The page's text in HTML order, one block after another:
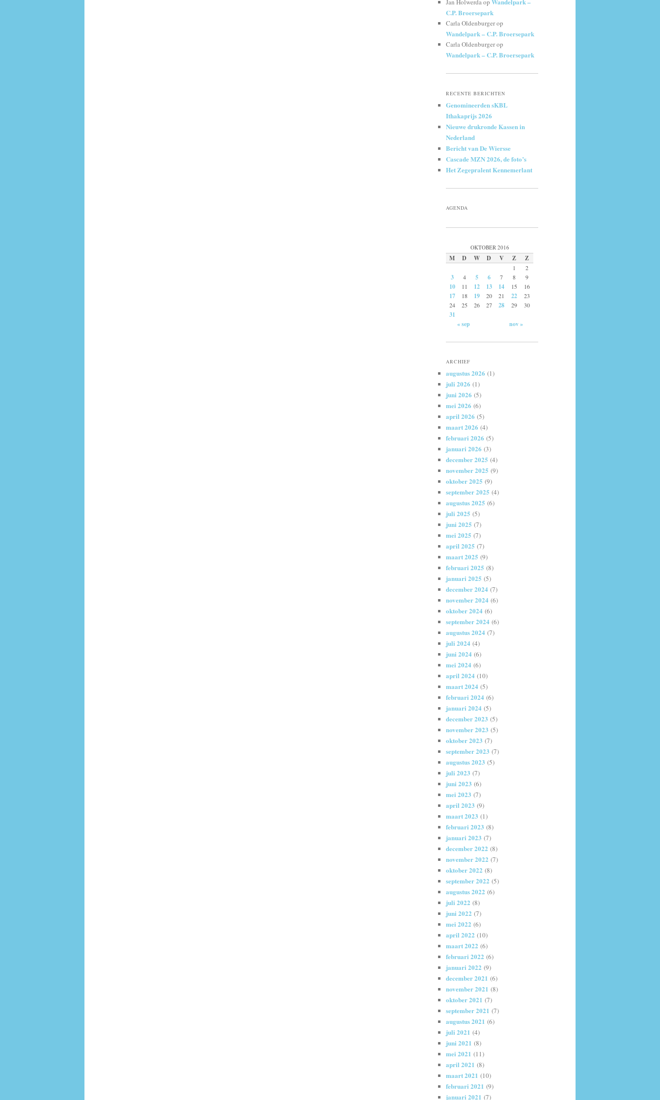
Jan Holwerdaop
C.P. Broersepark
Carla Oldenburgerop
Wandelpark – C.P. Broersepark
Carla Oldenburgerop
Wandelpark – C.P. Broersepark
RECENTE BERICHTEN
Genomineerden sKBL
Ithakaprijs 2026
Nieuwe drukronde Kassen in
Nederland
Bericht van De Wiersse
Cascade MZN 2026, de foto’s
Het Zegepralent Kennemerlant
AGENDA
OKTOBER 2016
M D W D V Z Z
1 2
3 4 5 6 7 8 9
10 11 12 13 14 15 16
17 18 19 20 21 22
23
24
25 26 27 28 29 30
31
« sep
nov »
ARCHIEF
augustus 2026 (1)
juli 2026 (1)
juni 2026 (5)
mei 2026 (6)
april 2026 (5)
maart 2026 (4)
februari 2026 (5)
januari 2026 (3)
december 2025 (4)
november 2025 (9)
oktober 2025 (9)
september 2025 (4)
augustus 2025 (6)
juli 2025 (5)
juni 2025 (7)
mei 2025 (7)
april 2025 (7)
maart 2025 (9)
februari 2025 (8)
januari 2025 (5)
december 2024 (7)
november 2024 (6)
oktober 2024 (6)
september 2024 (6)
augustus 2024 (7)
juli 2024 (4)
juni 2024 (6)
mei 2024 (6)
april 2024 (10)
maart 2024 (5)
februari 2024 (6)
januari 2024 (5)
december 2023 (5)
november 2023 (5)
oktober 2023 (7)
september 2023 (7)
augustus 2023 (5)
juli 2023 (7)
juni 2023 (6)
mei 2023 (7)
april 2023 (9)
maart 2023 (1)
februari 2023 (8)
januari 2023 (7)
december 2022 (8)
november 2022 (7)
oktober 2022 (8)
september 2022 (5)
augustus 2022 (6)
juli 2022 (8)
juni 2022 (7)
mei 2022 (6)
april 2022 (10)
maart 2022 (6)
februari 2022 (6)
januari 2022 (9)
december 2021 (6)
november 2021 (8)
oktober 2021 (7)
september 2021 (7)
augustus 2021 (6)
juli 2021 (4)
juni 2021 (8)
mei 2021 (11)
april 2021 (8)
maart 2021 (10)
februari 2021 (9)
januari 2021 (7)